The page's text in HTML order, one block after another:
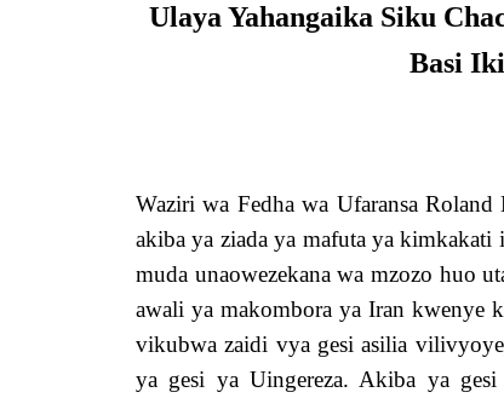
Ulaya Yahangaika Siku
Basi
Waziri wa Fedha wa Ufaransa
akiba ya ziada ya mafuta ya
muda unaowezekana wa mzozo huo
awali ya makombora ya Iran kwenye
vikubwa zaidi vya gesi asilia
ya gesi ya Uingereza. Akiba ya